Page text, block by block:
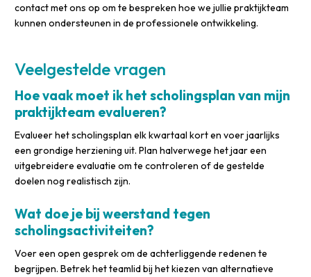
contact met ons op om te bespreken hoe we jullie praktijkteam
kunnen ondersteunen in de professionele ontwikkeling.
Veelgestelde vragen
Hoe vaak moet ik het scholingsplan van mijn
praktijkteam evalueren?
Evalueer het scholingsplan elk kwartaal kort en voer jaarlijks
een grondige herziening uit. Plan halverwege het jaar een
uitgebreidere evaluatie om te controleren of de gestelde
doelen nog realistisch zijn.
Wat doe je bij weerstand tegen
scholingsactiviteiten?
Voer een open gesprek om de achterliggende redenen te
begrijpen. Betrek het teamlid bij het kiezen van alternatieve